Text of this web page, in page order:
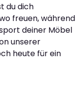
du dich
freuen, während
deiner Möbel
unserer
heute für ein